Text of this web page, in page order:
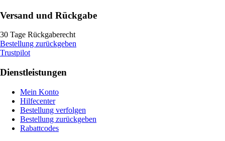
Versand und Rückgabe
30 Tage Rückgaberecht
Bestellung zurückgeben
Trustpilot
Dienstleistungen
Mein Konto
Hilfecenter
Bestellung verfolgen
Bestellung zurückgeben
Rabattcodes